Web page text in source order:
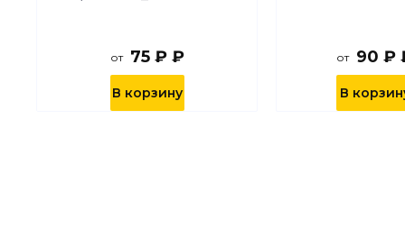
от 75 ₽ ₽
В корзину
от 90 ₽
В